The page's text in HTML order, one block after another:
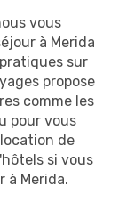
vous
à Merida
sur
propose
comme les
pour vous
de
si vous
à Merida.